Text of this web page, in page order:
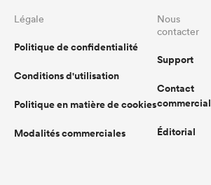
Légale
Politique de confidentialité
Conditions d'utilisation
Politique en matière de cookies
Modalités commerciales
Nous
contacter
Support
Contact
commercial
Éditorial